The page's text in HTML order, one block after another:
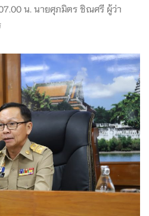
น. นายศุภมิตร ชิณศรี ผู้ว่า